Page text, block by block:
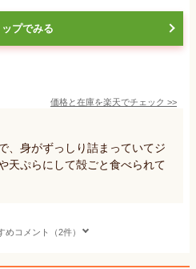
プでみる
価格と在庫を楽天でチェック >>
、身がずっしり詰まっていてジ
天ぷらにして殻ごと食べられて
めコメント（2件）